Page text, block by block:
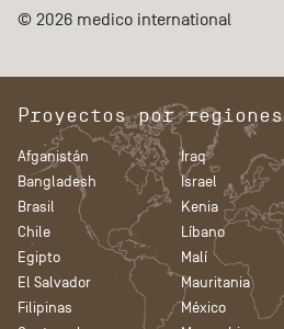
© 2026 medico international
Proyectos por regiones
Afganistán
Bangladesh
Brasil
Chile
Egipto
El Salvador
Filipinas
Iraq
Israel
Kenia
Líbano
Malí
Mauritania
México